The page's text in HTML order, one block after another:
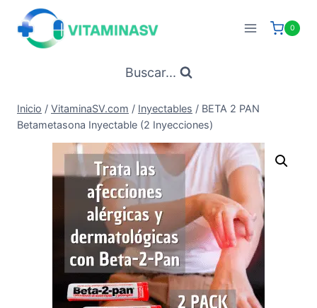
Saltar
contenido
0
Buscar...
Inicio / VitaminaSV.com / Inyectables / BETA 2 PAN
Betametasona Inyectable (2 Inyecciones)